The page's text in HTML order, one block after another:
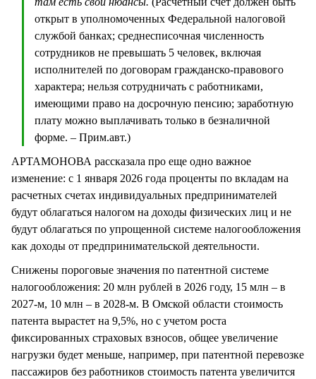
открыт в уполномоченных Федеральной налоговой
службой банках; среднесписочная численность
сотрудников не превышать 5 человек, включая
исполнителей по договорам гражданско-правового
характера; нельзя сотрудничать с работниками,
имеющими право на досрочную пенсию; заработную
плату можно выплачивать только в безналичной
форме. – Прим.авт.)
АРТАМОНОВА рассказала про еще одно важное
изменение: с 1 января 2026 года проценты по вкладам на
расчетных счетах индивидуальных предпринимателей
будут облагаться налогом на доходы физических лиц и не
будут облагаться по упрощенной системе налогообложения
как доходы от предпринимательской деятельности.
Снижены пороговые значения по патентной системе
налогообложения: 20 млн рублей в 2026 году, 15 млн – в
2027-м, 10 млн –­ в 2028-м. В Омской области стоимость
патента вырастет на 9,5%, но с учетом роста
фиксированных страховых взносов, общее увеличение
нагрузки будет меньше, например, при патентной перевозке
пассажиров без работников стоимость патента увеличится